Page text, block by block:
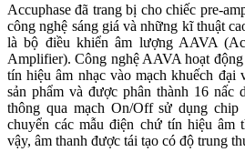
Accuphase đã trang bị cho chiếc pre-
công nghệ sáng giá và những kĩ thuật
là bộ điều khiển âm lượng AAVA
Amplifier). Công nghệ AAVA hoạt
tín hiệu âm nhạc vào mạch khuếch đại
sản phẩm và được phân thành 16 nấc
thông qua mạch On/Off sử dụng
chuyển các mẫu điện chứ tín hiệu âm
vậy, âm thanh được tái tạo có độ trung